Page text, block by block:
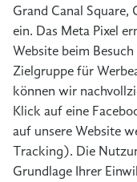
Grand Canal Square,
ein. Das Meta Pixel
Website beim
Zielgruppe für
können wir
Klick auf eine
auf unsere Website
Tracking). Die
Grundlage Ihrer